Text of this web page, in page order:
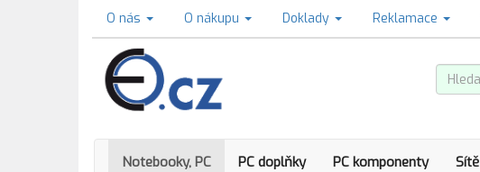
O nás O nákupu Doklady Reklamace
Notebooky, PC PC doplňky PC komponenty Sítě